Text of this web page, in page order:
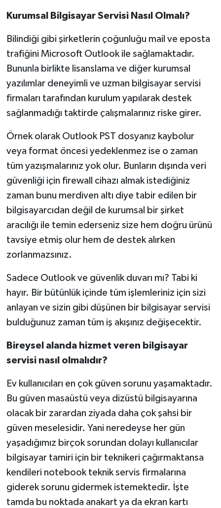
Kurumsal Bilgisayar Servisi Nasıl Olmalı?
Bilindiği gibi şirketlerin çoğunluğu mail ve eposta
trafiğini Microsoft Outlook ile sağlamaktadır.
Bununla birlikte lisanslama ve diğer kurumsal
yazılımlar deneyimli ve uzman bilgisayar servisi
firmaları tarafından kurulum yapılarak destek
sağlanmadığı taktirde çalışmalarınız riske girer.
Örnek olarak Outlook PST dosyanız kaybolur
veya format öncesi yedeklenmez ise o zaman
tüm yazışmalarınız yok olur. Bunların dışında veri
güvenliği için firewall cihazı almak istediğiniz
zaman bunu merdiven altı diye tabir edilen bir
bilgisayarcıdan değil de kurumsal bir şirket
aracılığı ile temin ederseniz size hem doğru ürünü
tavsiye etmiş olur hem de destek alırken
zorlanmazsınız.
Sadece Outlook ve güvenlik duvarı mı? Tabi ki
hayır. Bir bütünlük içinde tüm işlemleriniz için sizi
anlayan ve sizin gibi düşünen bir bilgisayar servisi
bulduğunuz zaman tüm iş akışınız değişecektir.
Bireysel alanda hizmet veren bilgisayar
servisi nasıl olmalıdır?
Ev kullanıcıları en çok güven sorunu yaşamaktadır.
Bu güven masaüstü veya dizüstü bilgisayarına
olacak bir zarardan ziyada daha çok şahsi bir
güven meselesidir. Yani neredeyse her gün
yaşadığımız birçok sorundan dolayı kullanıcılar
bilgisayar tamiri için bir teknikeri çağırmaktansa
kendileri notebook teknik servis firmalarına
giderek sorunu gidermek istemektedir. İşte
tamda bu noktada anakart ya da ekran kartı